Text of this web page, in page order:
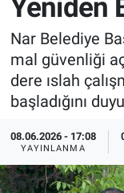
Yeniden
Nar Belediye
mal güvenliği
dere ıslah
başladığını
08.06.2026 - 17:08
YAYINLANMA
Sağlık
Yerel
Genel
Asayiş
İlan -
Türkiye
Sizden
Yaşam
İlan -
Türkiye
Sizden